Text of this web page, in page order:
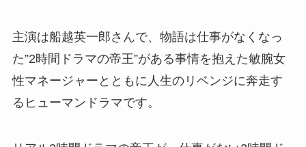
主演は船越英一郎さんで、物語は仕事がなくなっ
た”2時間ドラマの帝王”がある事情を抱えた敏腕女
性マネージャーとともに人生のリベンジに奔走す
るヒューマンドラマです。